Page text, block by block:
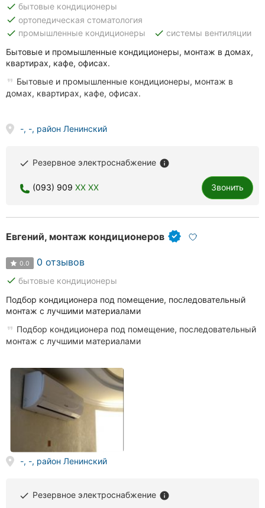
Полтава
Черкассы
Черновцы
Карпаты
done бытовые кондиционеры
done ортопедическая стоматология
done промышленные кондиционеры done системы вентиляции
Бытовые и промышленные кондиционеры, монтаж в домах,
квартирах, кафе, офисах.
Бытовые и промышленные кондиционеры, монтаж в
домах, квартирах, кафе, офисах.
-, -, район Ленинский
done Резервное электроснабжение info
(093) 909 XX XX Звонить
Евгений, монтаж кондиционеров
0.0 0 отзывов
done бытовые кондиционеры
Подбор кондиционера под помещение, последовательный
монтаж с лучшими материалами
Подбор кондиционера под помещение, последовательный
монтаж с лучшими материалами
-, -, район Ленинский
done Резервное электроснабжение info